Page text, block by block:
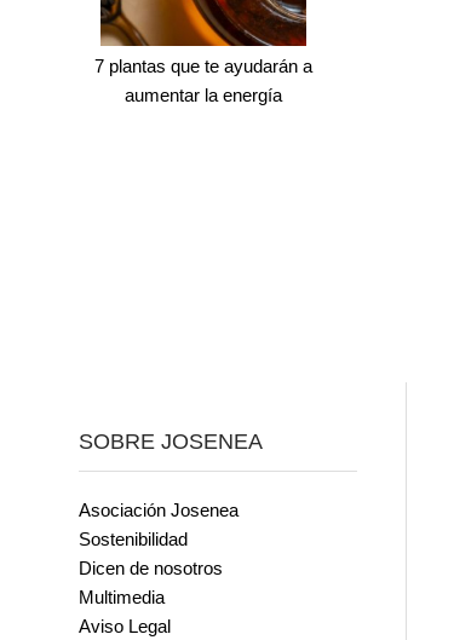
7 plantas que te ayudarán a
aumentar la energía
SOBRE JOSENEA
Asociación Josenea
Sostenibilidad
Dicen de nosotros
Multimedia
Aviso Legal